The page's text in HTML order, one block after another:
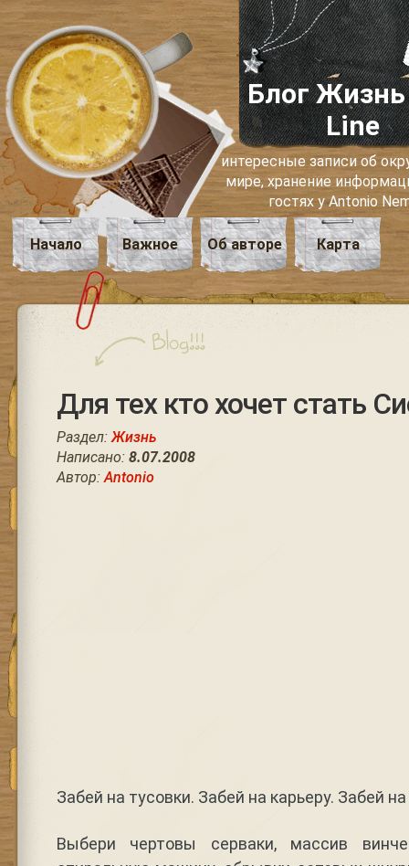
Блог Жизнь
Line
интересные записи об
мире, хранение
гостях у Antonio
Начало Важное Об авторе Карта
Для тех кто хочет стать
Раздел:Жизнь
Написано: 8.07.2008
Автор:Antonio
Забей на тусовки. Забей на карьеру. Забей
Выбери чертовы серваки, массив